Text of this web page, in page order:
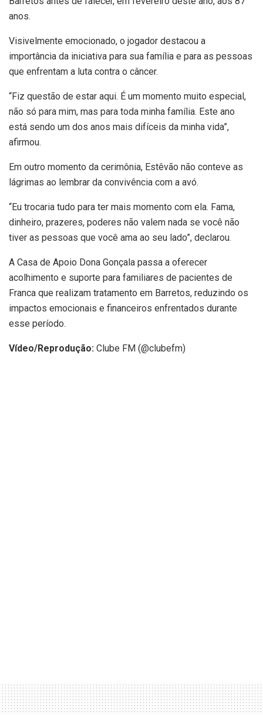
anos.
Visivelmente emocionado, o jogador destacou a
importância da iniciativa para sua família e para as pessoas
que enfrentam a luta contra o câncer.
“Fiz questão de estar aqui. É um momento muito especial,
não só para mim, mas para toda minha família. Este ano
está sendo um dos anos mais difíceis da minha vida”,
afirmou.
Em outro momento da cerimônia, Estêvão não conteve as
lágrimas ao lembrar da convivência com a avó.
“Eu trocaria tudo para ter mais momento com ela. Fama,
dinheiro, prazeres, poderes não valem nada se você não
tiver as pessoas que você ama ao seu lado”, declarou.
A Casa de Apoio Dona Gonçala passa a oferecer
acolhimento e suporte para familiares de pacientes de
Franca que realizam tratamento em Barretos, reduzindo os
impactos emocionais e financeiros enfrentados durante
esse período.
Vídeo/Reprodução: Clube FM (@clubefm)